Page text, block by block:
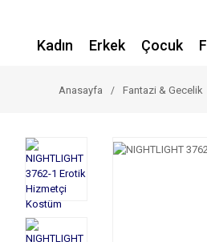
Kadın Erkek Çocuk
Anasayfa Fantazi & Gecelik